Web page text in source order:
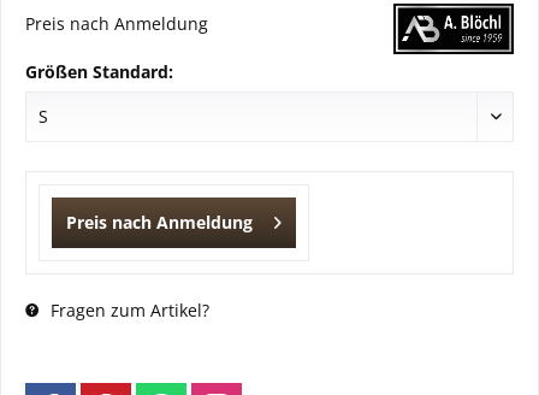
Preis nach Anmeldung
Größen Standard:
Preis nach Anmeldung
Fragen zum Artikel?